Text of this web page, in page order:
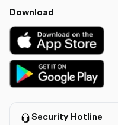
Download
Security Hotline